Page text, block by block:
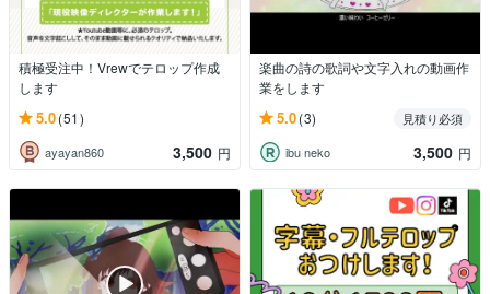
積極受注中！Vrewでテロップ作成
します
5.0(51)
ayayan860 3,500 円
楽曲の詩の歌詞や文字入れの動画作
業をします
5.0(3)
見積り必須
ibu neko
3,500 円